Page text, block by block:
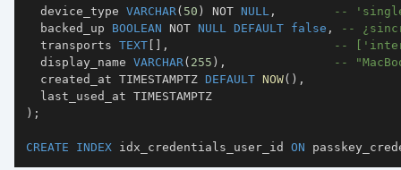
  device_type
VARCHAR ( 50 ) NOT NULL ,
--
  backed_up
BOOLEAN NOT NULL DEFAULT false ,
--
  transports
TEXT [ ] ,
--
  display_name
VARCHAR ( 255 ) ,
--
  created_at TIMESTAMPTZ
DEFAULT NOW( ) ,
) ;
CREATE INDEX idx_credentials_user_id ON